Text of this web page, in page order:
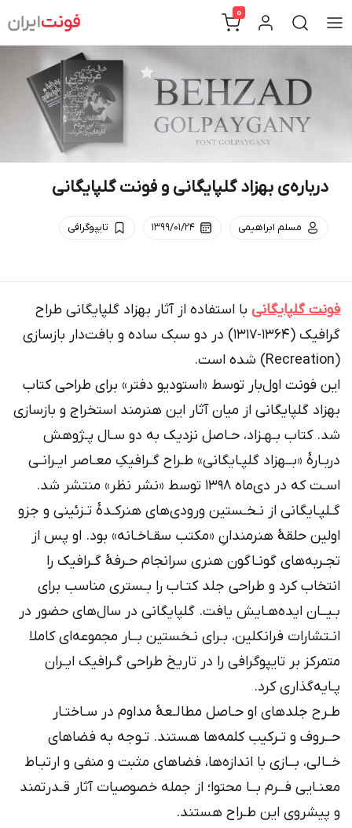
to
content
0
درباره‌ی بهزاد گلپایگانی و فونت گلپایگانی
مسلم ابراهیمی ۱۳۹۹/۰۱/۲۴ تایپوگرافی
فونت گلپایگانی با استفاده از آثار بهزاد گلپایگانی طراح
گرافیک (۱۳۶۴-۱۳۱۷) در دو سبک ساده و بافت‌دار بازسازی
(Recreation) شده است.
این فونت اول‌بار توسط «استودیو دفتر» برای طراحی کتاب
بهزاد گلپایگانی از میان آثار این هنرمند استخراج و بازسازی
شد. کتاب بـهـزاد، حـاصل نزدیک به دو سـال پـژوهش
دربـارۀ «بــهزاد گلپـایگانی» طـراح گـرافیکِ معـاصر ایـرانـی
اسـت که در دی‌ماه ۱۳۹۸ توسط «نشر نظر» منتشر شد.
گـلپـایگانی از نـخـستین ورودی‌های هنرکـدۀ تـزئینی و جزو
اولین حلقۀ هنرمندانِ «مکتب سقـاخـانه» بود. او پس از
تجـربه‌های گونـاگون هنری سرانجام حـرفۀ گـرافیک را
انتخاب کرد و طراحی جلد کتـاب را بـستری مناسب برای
بـیــان ایده‌هـایش یافت. گلپایگانی در سال‌های حضور در
انـتشارات فرانکلین، بـرای نـخستین بــار مجموعه‌ای کاملا
متمرکز بر تایپوگرافی را در تاریخ طراحی گـرافیک ایـران
پـایه‌گذاری کرد.
طـرح جلدهای او حـاصل مطالـعۀ مداوم در سـاختـار
حــروف و تـرکیب کلمه‌ها هستند. تـوجه به فضاهای
خــالی، بــازی با اندازه‌ها، فضاهای مثبت و منفی و ارتبـاط
معنـایی فــرم بــا محتوا؛ از جمله خصوصیات آثار قـدرتمند
و پیشروی این طـراح هستند.